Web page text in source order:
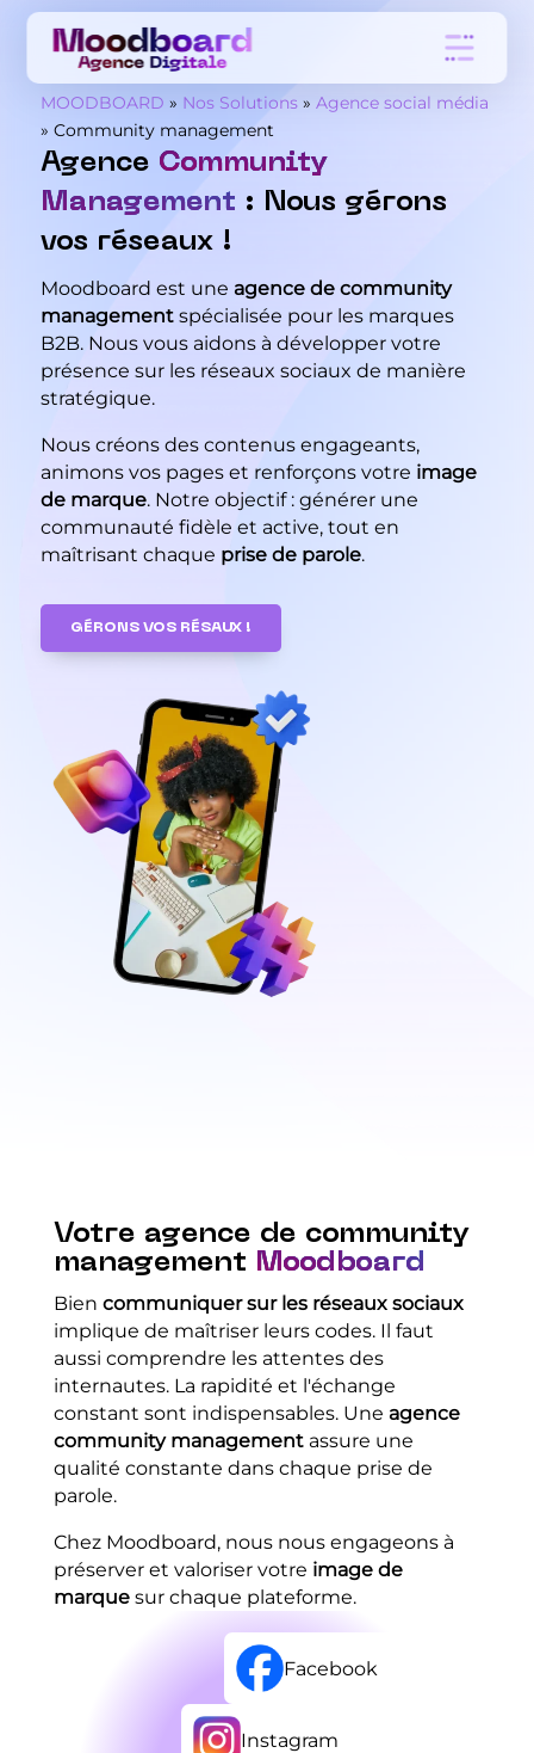
MOODBOARD » Nos Solutions» Agence social média
» Community management
Agence Community
Management : Nous gérons
vos réseaux !
Moodboard est une agence de community
managementspécialisée pour les marques
B2B. Nous vous aidons à développer votre
présence sur les réseaux sociaux de manière
stratégique.
Nous créons des contenus engageants,
animons vos pages et renforçons votre image
de marque. Notre objectif : générer une
communauté fidèle et active, tout en
maîtrisant chaque prise de parole.
GÉRONS VOS RÉSAUX !
Votre agence de community
management Moodboard
Bien communiquer sur les réseaux sociaux
implique de maîtriser leurs codes. Il faut
aussi comprendre les attentes des
internautes. La rapidité et l'échange
constant sont indispensables. Une agence
community managementassure une
qualité constante dans chaque prise de
parole.
Chez Moodboard, nous nous engageons à
préserver et valoriser votre image de
marquesur chaque plateforme.
Facebook
Instagram